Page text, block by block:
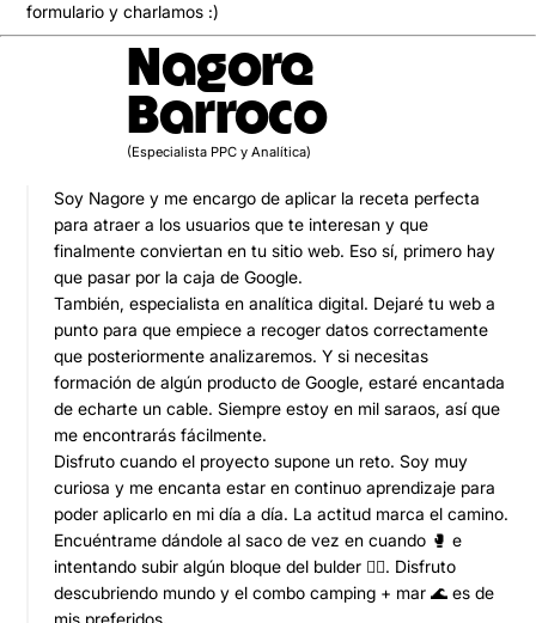
formulario y charlamos :)
Nagore
Barroco
(Especialista PPC y Analítica)
Soy Nagore y me encargo de aplicar la receta perfecta
para atraer a los usuarios que te interesan y que
finalmente conviertan en tu sitio web. Eso sí, primero hay
que pasar por la caja de Google.
También, especialista en analítica digital. Dejaré tu web a
punto para que empiece a recoger datos correctamente
que posteriormente analizaremos. Y si necesitas
formación de algún producto de Google, estaré encantada
de echarte un cable. Siempre estoy en mil saraos, así que
me encontrarás fácilmente.
Disfruto cuando el proyecto supone un reto. Soy muy
curiosa y me encanta estar en continuo aprendizaje para
poder aplicarlo en mi día a día. La actitud marca el camino.
Encuéntrame dándole al saco de vez en cuando 🥊 e
intentando subir algún bloque del bulder 🧗‍♀️. Disfruto
descubriendo mundo y el combo camping + mar 🌊 es de
mis preferidos.